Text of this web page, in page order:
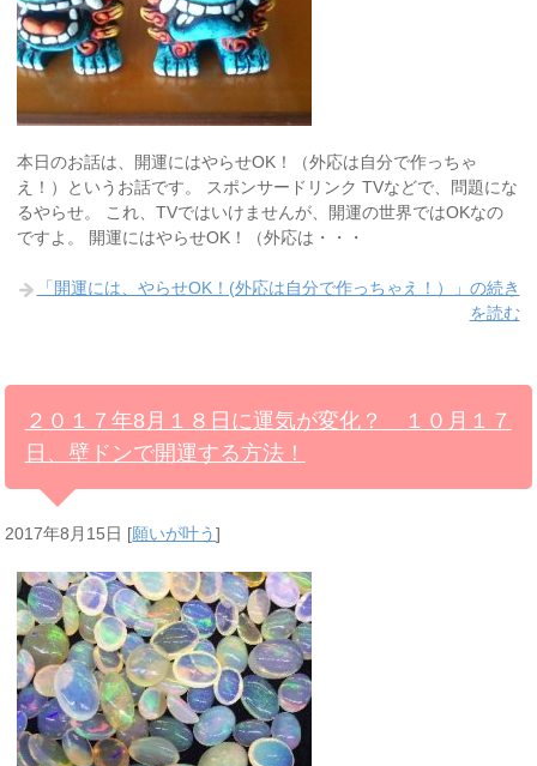
本日のお話は、開運にはやらせOK！（外応は自分で作っちゃ
え！）というお話です。 スポンサードリンク TVなどで、問題にな
るやらせ。 これ、TVではいけませんが、開運の世界ではOKなの
ですよ。 開運にはやらせOK！（外応は・・・
「開運には、やらせOK！(外応は自分で作っちゃえ！）」の続き
を読む
２０１７年8月１８日に運気が変化？ １０月１７
日、壁ドンで開運する方法！
2017年8月15日 [願いが叶う]